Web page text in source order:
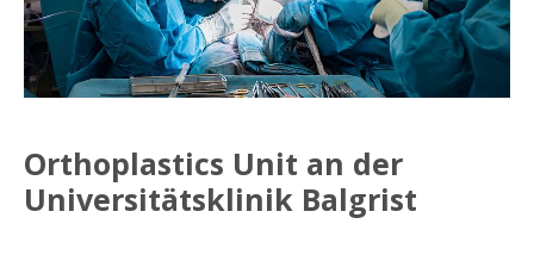
Orthoplastics Unit an der
Universitätsklinik Balgrist